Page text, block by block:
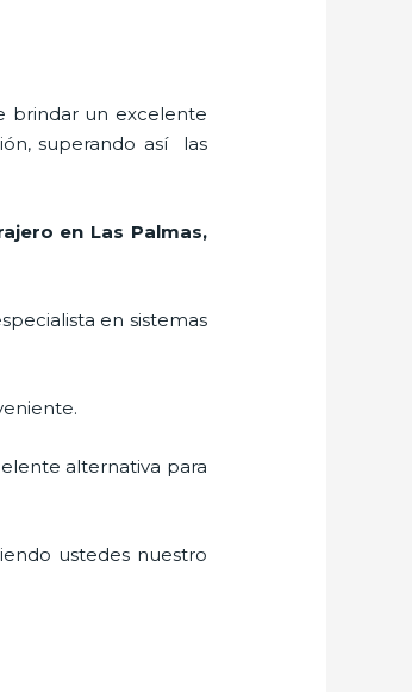
brindar un excelente
superando así las
en Las Palmas,
en sistemas
alternativa para
ustedes nuestro